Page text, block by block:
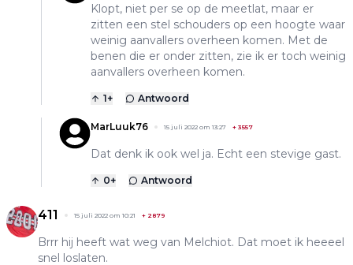
Klopt, niet per se op de meetlat, maar er
zitten een stel schouders op een hoogte waar
weinig aanvallers overheen komen. Met de
benen die er onder zitten, zie ik er toch weinig
aanvallers overheen komen.
1+ Antwoord
MarLuuk76 15 juli 2022 om 13:27 + 3557
Dat denk ik ook wel ja. Echt een stevige gast.
0+ Antwoord
411 15 juli 2022 om 10:21 + 2879
Brrr hij heeft wat weg van Melchiot. Dat moet ik heeeel
snel loslaten.